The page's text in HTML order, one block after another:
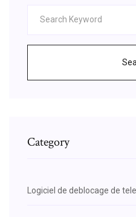
Category
Logiciel de deblocage de